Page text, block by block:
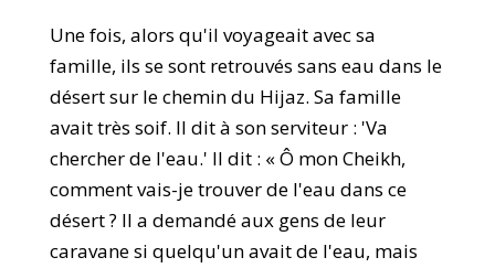
Une fois, alors qu'il voyageait avec sa
famille, ils se sont retrouvés sans eau dans le
désert sur le chemin du Hijaz. Sa famille
avait très soif. Il dit à son serviteur : 'Va
chercher de l'eau.' Il dit : « Ô mon Cheikh,
comment vais-je trouver de l'eau dans ce
désert ? Il a demandé aux gens de leur
caravane si quelqu'un avait de l'eau, mais